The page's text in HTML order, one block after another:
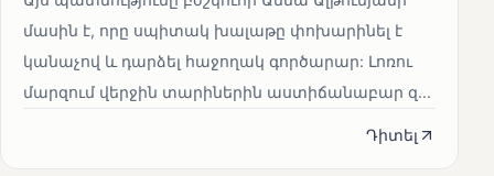
մասին է, որը սպիտակ խալաթը փոխարինել է
կանաչով և դարձել հաջողակ գործարար: Լոռու
մարզում վերջին տարիներին աստիճանաբար զ...
Դիտել